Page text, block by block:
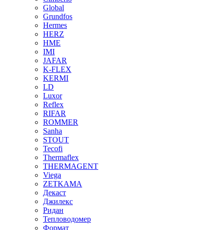
Global
Grundfos
Hermes
HERZ
HME
IMI
JAFAR
K-FLEX
KERMI
LD
Luxor
Reflex
RIFAR
ROMMER
Sanha
STOUT
Tecofi
Thermaflex
THERMAGENT
Viega
ZETKAMA
Декаст
Джилекс
Ридан
Тепловодомер
Формат